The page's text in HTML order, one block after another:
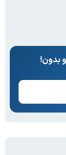
بدون!